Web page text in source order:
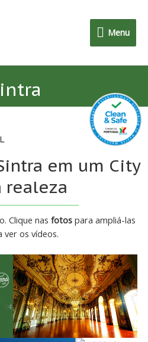
Menu
em um City
realeza
Clique nas fotos para ampliá-las
ver os vídeos.